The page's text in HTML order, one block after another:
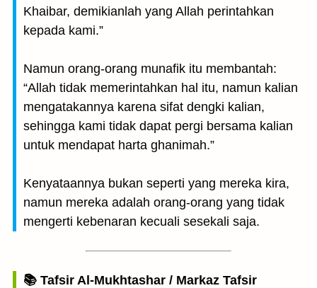
Khaibar, demikianlah yang Allah perintahkan
kepada kami.”
Namun orang-orang munafik itu membantah:
“Allah tidak memerintahkan hal itu, namun kalian
mengatakannya karena sifat dengki kalian,
sehingga kami tidak dapat pergi bersama kalian
untuk mendapat harta ghanimah.”
Kenyataannya bukan seperti yang mereka kira,
namun mereka adalah orang-orang yang tidak
mengerti kebenaran kecuali sesekali saja.
📚 Tafsir Al-Mukhtashar / Markaz Tafsir